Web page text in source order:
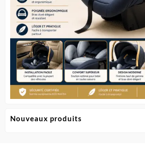
Nouveaux produits